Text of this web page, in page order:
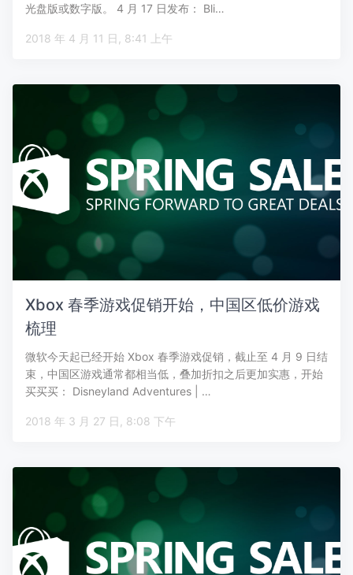
光盘版或数字版。 4 月 17 日发布： Bli…
2018 年 4 月 11 日, 8:41 上午
Xbox 春季游戏促销开始，中国区低价游戏
梳理
微软今天起已经开始 Xbox 春季游戏促销，截止至 4 月 9 日结
束，中国区游戏通常都相当低，叠加折扣之后更加实惠，开始
买买买： Disneyland Adventures | …
2018 年 3 月 27 日, 8:08 下午